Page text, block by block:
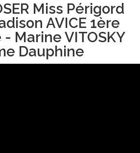
Miss Périgord
AVICE 1ère
Marine VITOSKY
Dauphine